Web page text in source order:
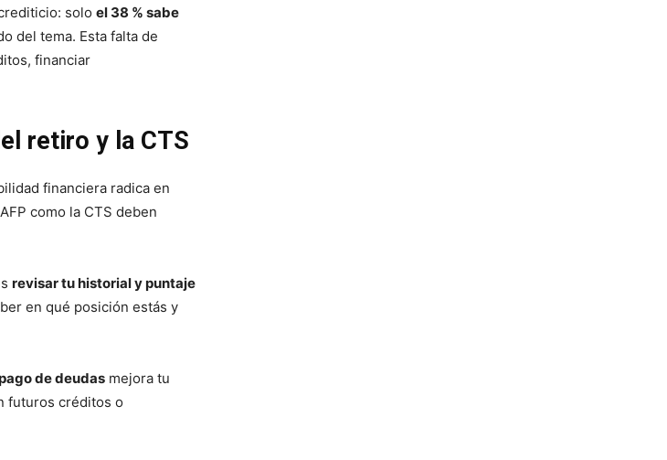
solo el 38 % sabe
del tema. Esta falta de
financiar
retiro y la CTS
financiera radica en
como la CTS deben
revisar tu historial y puntaje
en qué posición estás y
de deudas mejora tu
futuros créditos o